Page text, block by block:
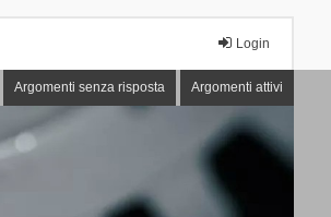
Login
Argomenti senza risposta Argomenti attivi